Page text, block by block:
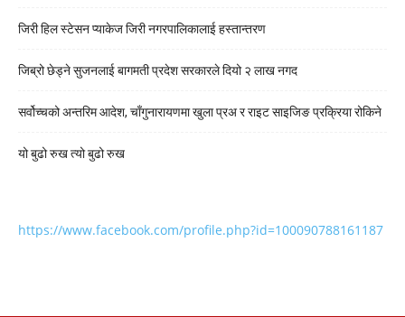
जिरी हिल स्टेसन प्याकेज जिरी नगरपालिकालाई हस्तान्तरण
जिब्रो छेड्ने सुजनलाई बागमती प्रदेश सरकारले दियो २ लाख नगद
सर्वोच्चको अन्तरिम आदेश, चाँगुनारायणमा खुला प्रअ र राइट साइजिङ प्रक्रिया रोकिने
यो बुढो रुख त्यो बुढो रुख
https://www.facebook.com/profile.php?id=100090788161187